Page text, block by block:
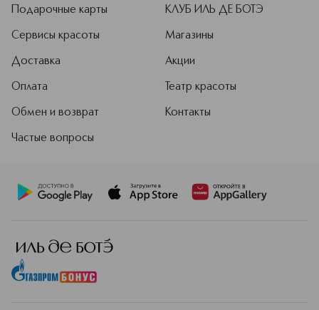
Подарочные карты
Сервисы красоты
Доставка
Оплата
Обмен и возврат
Частые вопросы
КЛУБ ИЛЬ ДЕ БОТЭ
Магазины
Акции
Театр красоты
Контакты